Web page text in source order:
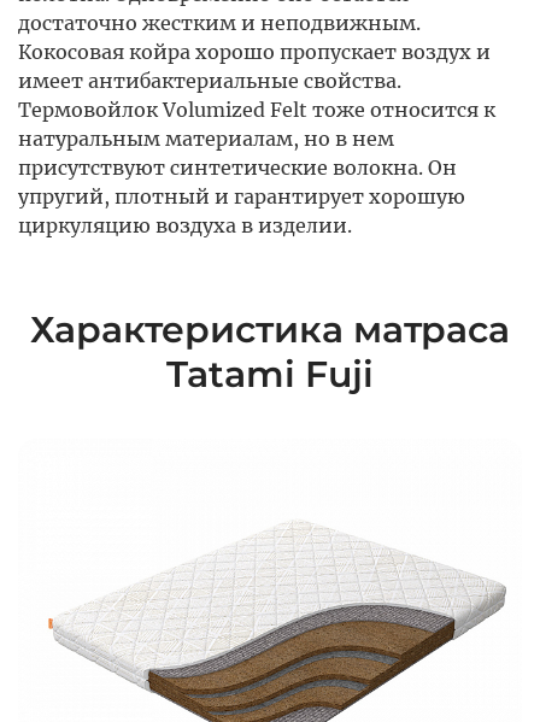
достаточно жестким и неподвижным.
Кокосовая койра хорошо пропускает воздух и
имеет антибактериальные свойства.
Термовойлок Volumized Felt тоже относится к
натуральным материалам, но в нем
присутствуют синтетические волокна. Он
упругий, плотный и гарантирует хорошую
циркуляцию воздуха в изделии.
Характеристика матраса
Tatami Fuji